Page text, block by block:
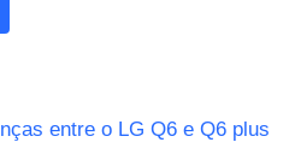
entre o LG Q6 e Q6 plus